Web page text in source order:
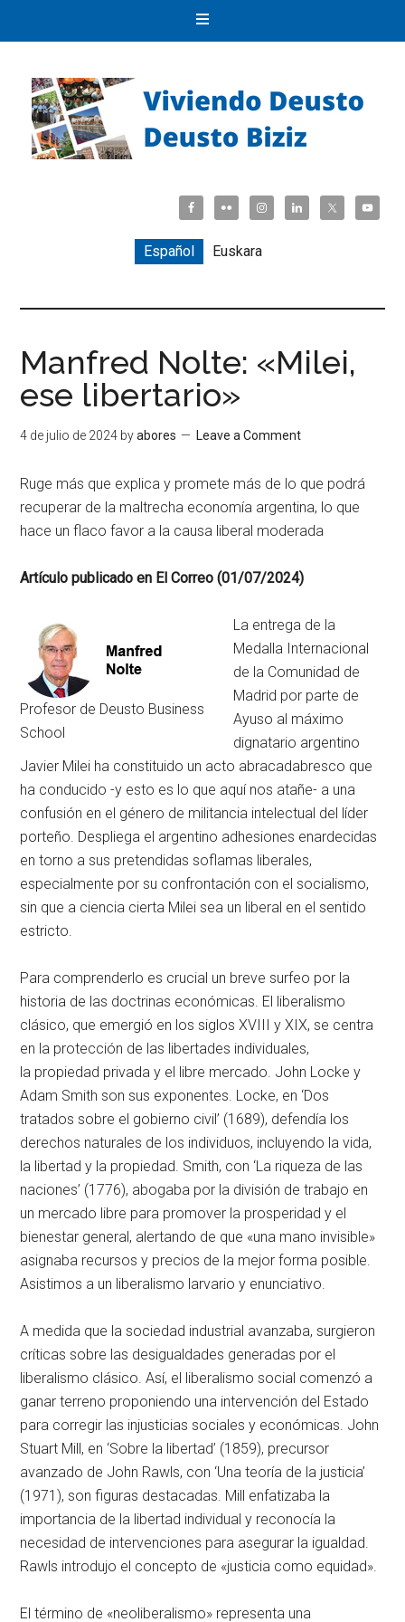
Español Euskara
Manfred Nolte: «Milei,
ese libertario»
4 de julio de 2024 byabores Leave a Comment
Ruge más que explica y promete más de lo que podrá
recuperar de la maltrecha economía argentina, lo que
hace un flaco favor a la causa liberal moderada
Artículo publicado en El Correo (01/07/2024)
Profesor de Deusto Business
School
La entrega de la
Medalla Internacional
de la Comunidad de
Madrid por parte de
Ayuso al máximo
dignatario argentino
Javier Milei ha constituido un acto abracadabresco que
ha conducido -y esto es lo que aquí nos atañe- a una
confusión en el género de militancia intelectual del líder
porteño. Despliega el argentino adhesiones enardecidas
en torno a sus pretendidas soflamas liberales,
especialmente por su confrontación con el socialismo,
sin que a ciencia cierta Milei sea un liberal en el sentido
estricto.
Para comprenderlo es crucial un breve surfeo por la
historia de las doctrinas económicas. El liberalismo
clásico, que emergió en los siglos XVIII y XIX, se centra
en la protección de las libertades individuales,
la propiedad privada y el libre mercado. John Locke y
Adam Smith son sus exponentes. Locke, en ‘Dos
tratados sobre el gobierno civil’ (1689), defendía los
derechos naturales de los individuos, incluyendo la vida,
la libertad y la propiedad. Smith, con ‘La riqueza de las
naciones’ (1776), abogaba por la división de trabajo en
un mercado libre para promover la prosperidad y el
bienestar general, alertando de que «una mano invisible»
asignaba recursos y precios de la mejor forma posible.
Asistimos a un liberalismo larvario y enunciativo.
A medida que la sociedad industrial avanzaba, surgieron
críticas sobre las desigualdades generadas por el
liberalismo clásico. Así, el liberalismo social comenzó a
ganar terreno proponiendo una intervención del Estado
para corregir las injusticias sociales y económicas. John
Stuart Mill, en ‘Sobre la libertad’ (1859), precursor
avanzado de John Rawls, con ‘Una teoría de la justicia’
(1971), son figuras destacadas. Mill enfatizaba la
importancia de la libertad individual y reconocía la
necesidad de intervenciones para asegurar la igualdad.
Rawls introdujo el concepto de «justicia como equidad».
El término de «neoliberalismo» representa una